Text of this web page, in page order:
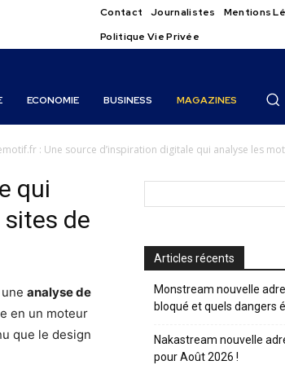
Contact Journalistes
Mentions
Politique Vie Privée
ECONOMIE BUSINESS MAGAZINES
: Une source d’inspiration digitale qui analyse les
qui
de
analyse de
en un moteur
que le design
Articles récents
Monstream nouvelle
bloqué et quels dangers
Nakastream nouvelle
pour Août 2026 !